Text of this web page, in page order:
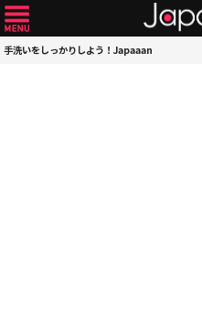
手洗いをしっかりしよう！Japaaan